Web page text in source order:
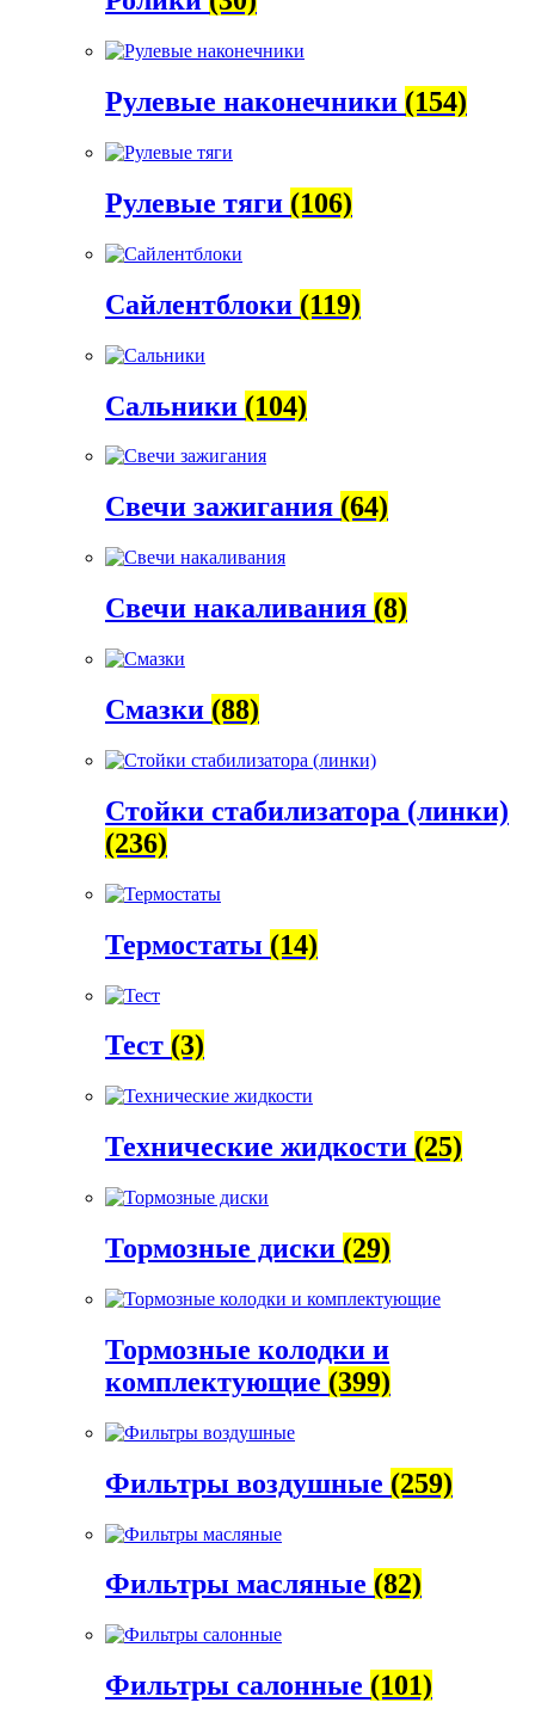
Рулевые наконечники (154)
Рулевые тяги (106)
Сайлентблоки (119)
Сальники (104)
Свечи зажигания (64)
Свечи накаливания (8)
Смазки (88)
Стойки стабилизатора (линки)
(236)
Термостаты (14)
Тест (3)
Технические жидкости (25)
Тормозные диски (29)
Тормозные колодки и
комплектующие (399)
Фильтры воздушные (259)
Фильтры масляные (82)
Фильтры салонные (101)